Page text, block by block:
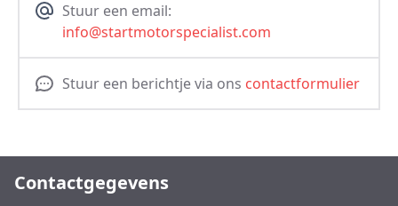
Stuur een email:
info@startmotorspecialist.com
Stuur een berichtje via ons contactformulier
Contactgegevens